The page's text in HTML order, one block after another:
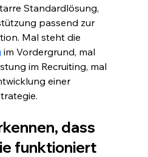
Standardlösung,
passend zur
Mal steht die
im Vordergrund, mal
im Recruiting, mal
einer
dass
funktioniert